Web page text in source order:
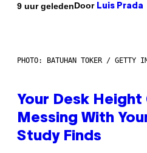
9 uur geledenDoor Luis Prada
PHOTO: BATUHAN TOKER / GETTY
Your Desk Height
Messing With
Study Finds